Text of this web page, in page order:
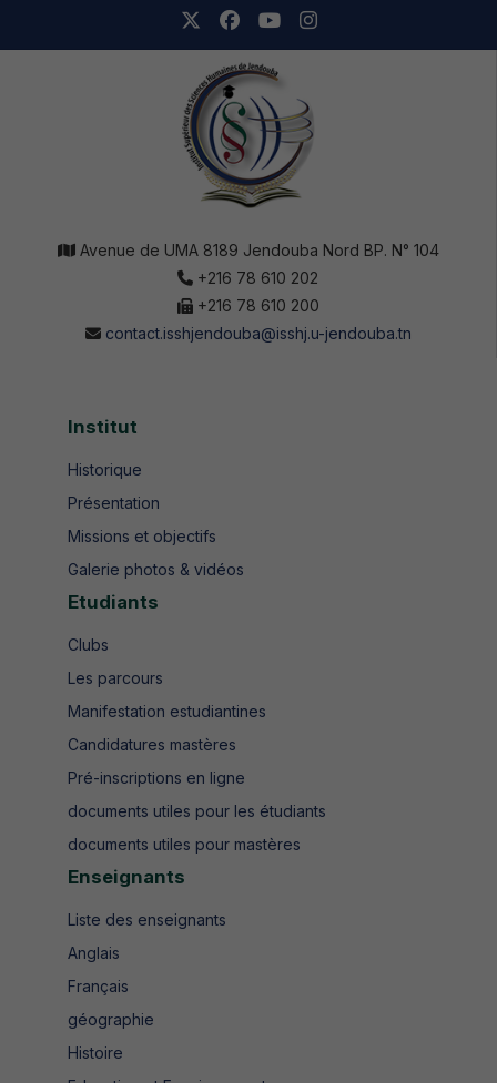
Avenue de UMA 8189 Jendouba Nord BP. N° 104
+216 78 610 202
+216 78 610 200
contact.isshjendouba@isshj.u-jendouba.tn
Institut
Historique
Présentation
Missions et objectifs
Galerie photos & vidéos
Etudiants
Clubs
Les parcours
Manifestation estudiantines
Candidatures mastères
Pré-inscriptions en ligne
documents utiles pour les étudiants
documents utiles pour mastères
Enseignants
Liste des enseignants
Anglais
Français
géographie
Histoire